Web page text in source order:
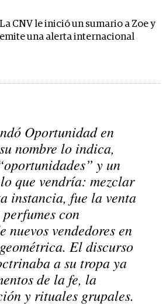
La CNV le inició un sumario a Zoe y
emite una alerta internacional
Oportunidad en
nombre lo indica,
y un
que vendría: mezclar
instancia, fue la venta
con
nuevos vendedores en
El discurso
a su tropa ya
de la fe, la
y rituales grupales.